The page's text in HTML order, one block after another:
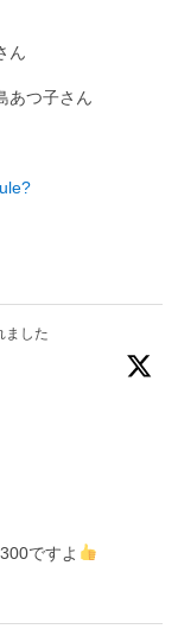
ん
あつ子さん
ました
ですよ